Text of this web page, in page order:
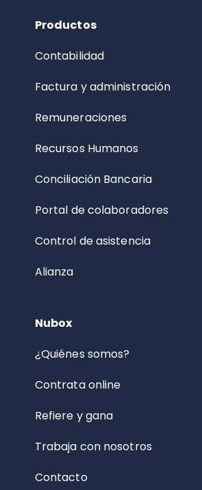
Productos
Contabilidad
Factura y administración
Remuneraciones
Recursos Humanos
Conciliación Bancaria
Portal de colaboradores
Control de asistencia
Alianza
Nubox
¿Quiénes somos?
Contrata online
Refiere y gana
Trabaja con nosotros
Contacto